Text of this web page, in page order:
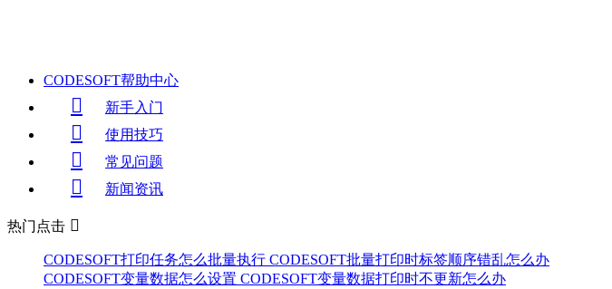
CODESOFT帮助中心
 新手入门
 使用技巧
 常见问题
 新闻资讯
热门点击 
CODESOFT打印任务怎么批量执行 CODESOFT批量打印时标签顺序错乱怎么办
CODESOFT变量数据怎么设置 CODESOFT变量数据打印时不更新怎么办